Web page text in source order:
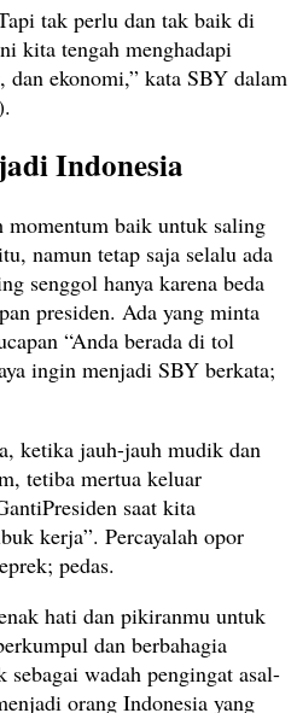
tak perlu dan tak baik di
kita tengah menghadapi
ekonomi,” kata SBY dalam
Indonesia
momentum baik untuk saling
namun tetap saja selalu ada
senggol hanya karena beda
presiden. Ada yang minta
“Anda berada di tol
ingin menjadi SBY berkata;
ketika jauh-jauh mudik dan
tetiba mertua keluar
saat kita
kerja”. Percayalah opor
pedas.
hati dan pikiranmu untuk
dan berbahagia
wadah pengingat asal-
orang Indonesia yang